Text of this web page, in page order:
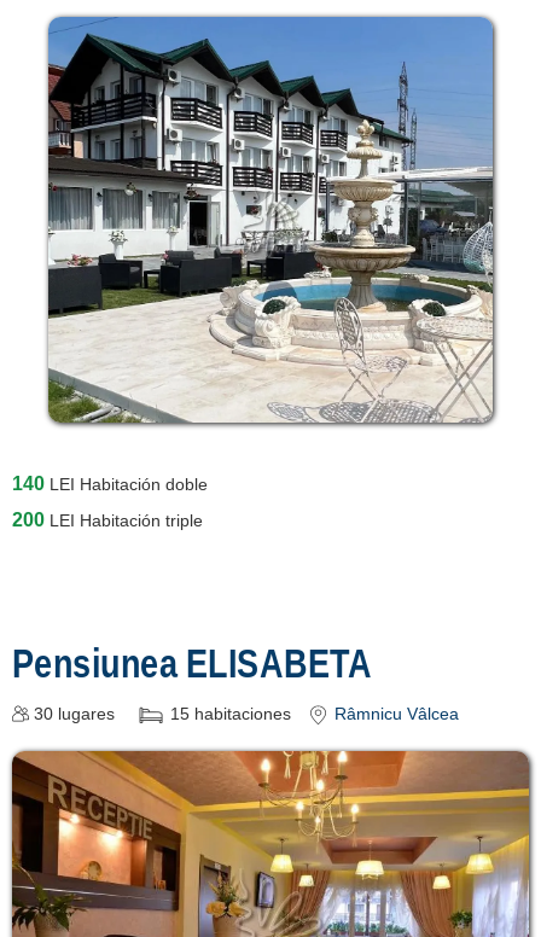
140 LEI Habitación doble
200 LEI Habitación triple
Pensiunea ELISABETA
30 lugares 15 habitaciones Râmnicu Vâlcea